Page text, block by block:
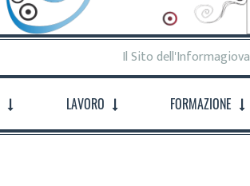
Il Sito
LAVORO FORMAZIONE